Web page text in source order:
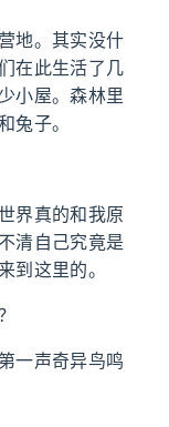
地。其实没什
在此生活了几
小屋。森林里
兔子。
界真的和我原
清自己究竟是
到这里的。
一声奇异鸟鸣